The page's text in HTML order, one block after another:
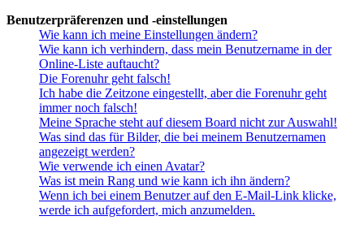
Benutzerpräferenzen und -einstellungen
Wie kann ich meine Einstellungen ändern?
Wie kann ich verhindern, dass mein Benutzername in der
Online-Liste auftaucht?
Die Forenuhr geht falsch!
Ich habe die Zeitzone eingestellt, aber die Forenuhr geht
immer noch falsch!
Meine Sprache steht auf diesem Board nicht zur Auswahl!
Was sind das für Bilder, die bei meinem Benutzernamen
angezeigt werden?
Wie verwende ich einen Avatar?
Was ist mein Rang und wie kann ich ihn ändern?
Wenn ich bei einem Benutzer auf den E-Mail-Link klicke,
werde ich aufgefordert, mich anzumelden.